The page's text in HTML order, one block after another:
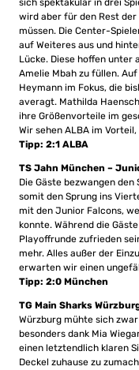
sich spektakulär in drei
wird aber für den Rest
müssen. Die Center-
auf Weiteres aus und
Lücke. Diese hoffen unter
Amelie Mbah zu füllen.
Heymann im Fokus, die
averagt. Mathilda
ihre Größenvorteile im
Wir sehen ALBA im
Tipp: 2:1 ALBA
TS Jahn München –
Die Gäste bezwangen den
somit den Sprung ins
mit den Junior Falcons,
konnte. Während die
Playoffrunde zufrieden
mehr. Alles außer der
erwarten wir einen
Tipp: 2:0 München
TG Main Sharks
Würzburg mühte sich
besonders dank Mia
einen letztendlich klaren
Deckel zuhause zu